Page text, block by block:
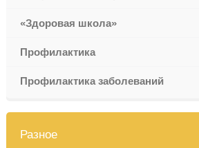
«Здоровая школа»
Профилактика
Профилактика заболеваний
Разное